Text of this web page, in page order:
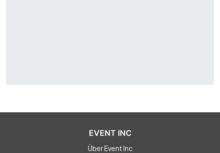
EVENT INC
Über Event Inc